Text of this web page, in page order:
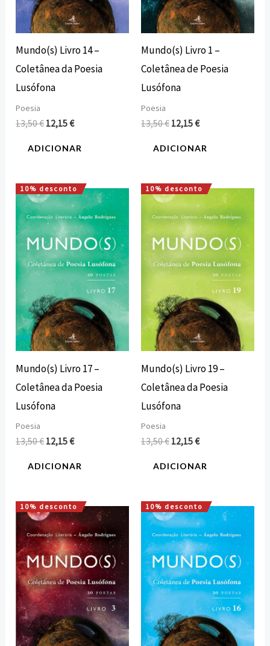
Mundo(s) Livro 14 –
Coletânea da Poesia
Lusófona
Poesia
13,50€ 12,15€
ADICIONAR
Mundo(s) Livro 1 –
Coletânea de Poesia
Lusófona
Poesia
13,50€ 12,15€
ADICIONAR
10% desconto
Mundo(s) Livro 17 –
Coletânea da Poesia
Lusófona
Poesia
13,50€
O
preço
original
era:
13,50 €.
12,15€
O
preço
atual
é:
12,15 €.
ADICIONAR
10% desconto
Mundo(s) Livro 19 –
Coletânea da Poesia
Lusófona
Poesia
13,50€
O
preço
original
era:
13,50 €.
12,15€
O
preço
atual
é:
12,15 €.
ADICIONAR
10% desconto
O
preço
original
era:
13,50 €.
O
preço
atual
é:
12,15 €.
10% desconto
O
preço
original
era:
13,50 €.
O
preço
atual
é:
12,15 €.